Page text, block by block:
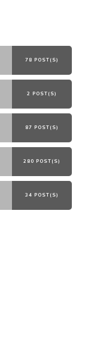
78 POST(S)
2 POST(S)
87 POST(S)
280 POST(S)
34 POST(S)